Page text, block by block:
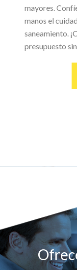
mayores.
manos el
saneamiento.
presupuesto